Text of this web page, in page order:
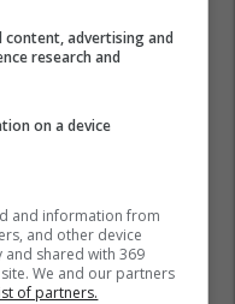
content, advertising and
research and
on a device
and information from
and other device
and shared with 369
We and our partners
of partners.